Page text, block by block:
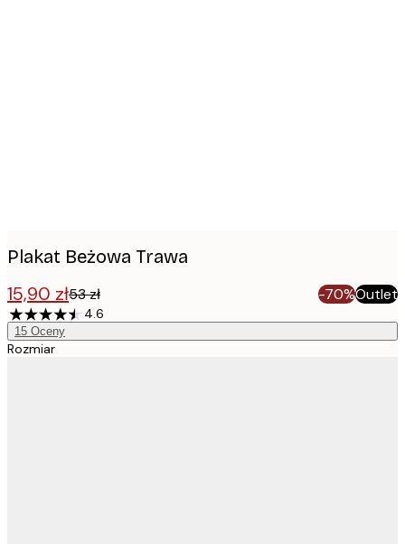
Plakat Beżowa Trawa
15,90 zł53 zł -70%Outlet
4.6
15 Oceny
Rozmiar